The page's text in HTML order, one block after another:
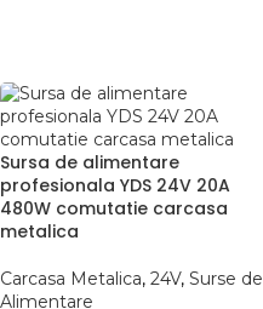
Sursa de alimentare
profesionala YDS 24V 20A
480W comutatie carcasa
metalica
Carcasa Metalica, 24V, Surse de
Alimentare